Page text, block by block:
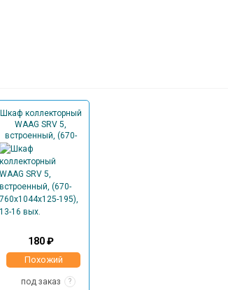
Шкаф коллекторный
WAAG SRV 5,
встроенный, (670-
760x1044x125-195),
13-16 вых.
180 ₽
Похожий
под заказ ?